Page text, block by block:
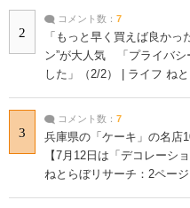
2
コメント数： 7
「もっと早く買えば良か
ン”が大人気 「プライバシ
した」（2/2） | ライフ ね
3
コメント数： 7
兵庫県の「ケーキ」の名
【7月12日は「デコレーシ
ねとらぼリサーチ：2ページ